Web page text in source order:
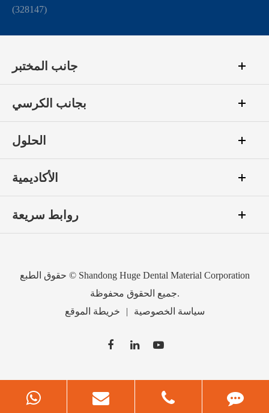
(328147)
جانب المختبر
بجانب الكرسي
الحلول
الأكاديمية
روابط سريعة
حقوق الطبع © Shandong Huge Dental Material Corporation
جميع الحقوق محفوظة.
خريطة الموقع
| سياسة الخصوصية